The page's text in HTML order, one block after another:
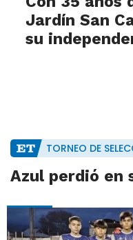
Jardín San
su
TORNEO DE
Azul perdió en